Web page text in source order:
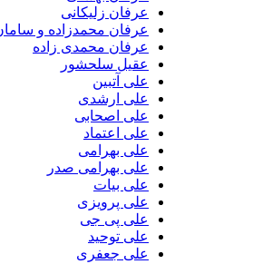
عرفان زلیکانی
عرفان محمدزاده و سامان داداشی
عرفان محمدی زاده
عقیل سلحشور
علی آتبین
علی ارشدی
علی اصحابی
علی اعتماد
علی بهرامی
علی بهرامی صدر
علی بیات
علی پرویزی
علی پی جی
علی توحید
علی جعفری